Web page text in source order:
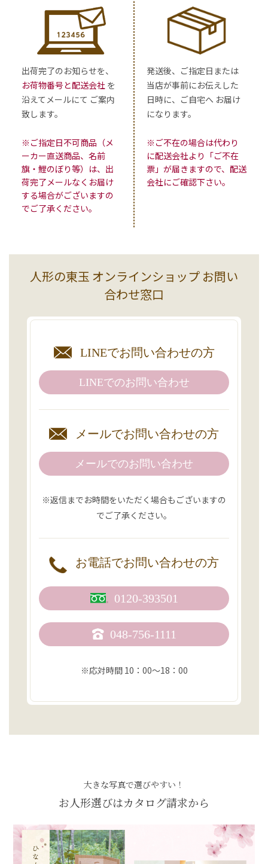
出荷完了のお知らせを、
お荷物番号と配送会社 を
沿えてメールにて ご案内
致します。
※ご指定日不可商品（メ
ーカー直送商品、名前
旗・鯉のぼり等）は、出
荷完了メールなくお届け
する場合がございますの
でご了承ください。
発送後、ご指定日または
当店が事前にお伝えした
日時に、ご自宅へ お届け
になります。
※ご不在の場合は代わり
に配送会社より「ご不在
票」が届きますので、配送
会社にご確認下さい。
人形の東玉 オンラインショップ お問い
合わせ窓口
LINEでお問い合わせの方
LINEでのお問い合わせ
メールでお問い合わせの方
メールでのお問い合わせ
※返信までお時間をいただく場合もございますの
でご了承ください。
お電話でお問い合わせの方
0120-393501
048-756-1111
※応対時間 10：00〜18：00
大きな写真で選びやすい！
お人形選びはカタログ請求から